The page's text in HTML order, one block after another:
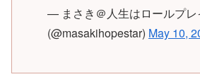
— まさき＠人生はロールプレ
(@masakihopestar) May 10,